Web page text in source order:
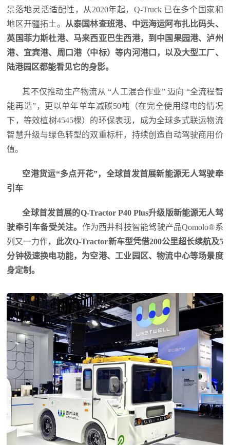
景落地灵活适配性，从2020年起，Q-Truck 已在多个国家和
地区开疆拓土。 从泰国林查班港、中远海运阿布扎比码头、
英国菲力斯杜港、马来西亚巴生西港，到中国果园港、泸州
港、宜宾港、周口港（中标）等内河港口，以及大型工厂、
陆港园区都能看见它的身影。
其不仅推动生产物流从 “人工混合作业” 迈向 “全流程智
能再造”，更以单年单车减碳50吨（在完全使用绿电的情况
下，等效植树4545棵）的环保表现，成为全球多式联运物流
智慧升级与绿色转型的双重标杆，持续创造自动驾驶商用价
值。
空港货运“多点开花”，全球首发首展新能源无人驾驶牵
引车
全球首发首展的Q-Tractor P40 Plus升级版新能源无人驾
驶牵引车备受关注。 作为西井科技智能驾驶产品Qomolo®系
列又一力作， 此次Q-Tractor新车型凭借200公里超长续航及5
分钟极速换电功能，为空港、工业园区、物流中心等场景度
身定制。